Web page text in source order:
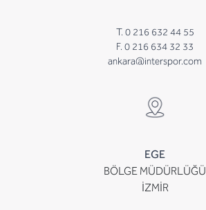
T. 0 216 632 44 55
F. 0 216 634 32 33
ankara@interspor.com
EGE
BÖLGE MÜDÜRLÜĞÜ
İZMİR